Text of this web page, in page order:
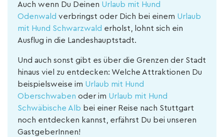
Auch wenn Du Deinen Urlaub mit Hund
Odenwald verbringst oder Dich bei einem Urlaub
mit Hund Schwarzwald erholst, lohnt sich ein
Ausflug in die Landeshauptstadt.
Und auch sonst gibt es über die Grenzen der Stadt
hinaus viel zu entdecken: Welche Attraktionen Du
beispielsweise im Urlaub mit Hund
Oberschwaben oder im Urlaub mit Hund
Schwäbische Alb bei einer Reise nach Stuttgart
noch entdecken kannst, erfährst Du bei unseren
GastgeberInnen!